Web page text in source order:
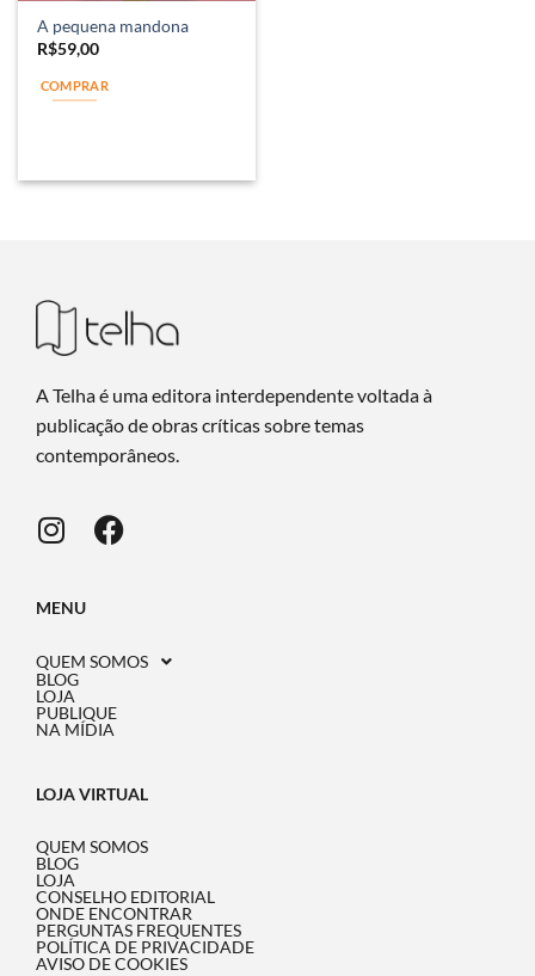
A pequena mandona
R$59,00
COMPRAR
A Telha é uma editora interdependente voltada à
publicação de obras críticas sobre temas
contemporâneos.
MENU
QUEM SOMOS
BLOG
LOJA
PUBLIQUE
NA MÍDIA
LOJA VIRTUAL
QUEM SOMOS
BLOG
LOJA
CONSELHO EDITORIAL
ONDE ENCONTRAR
PERGUNTAS FREQUENTES
POLÍTICA DE PRIVACIDADE
AVISO DE COOKIES